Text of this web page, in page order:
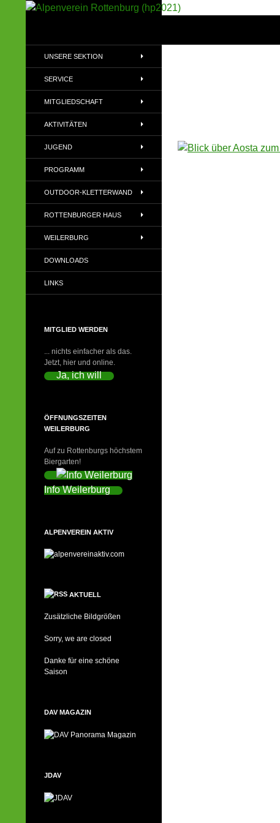
(DAV)
UNSERE SEKTION
SERVICE
MITGLIEDSCHAFT
AKTIVITÄTEN
JUGEND
PROGRAMM
OUTDOOR-KLETTERWAND
ROTTENBURGER HAUS
WEILERBURG
DOWNLOADS
LINKS
MITGLIED WERDEN
... nichts einfacher als das.
Jetzt, hier und online.
Ja, ich will
ÖFFNUNGSZEITEN
WEILERBURG
Auf zu Rottenburgs höchstem
Biergarten!
Info Weilerburg
ALPENVEREIN AKTIV
AKTUELL
Zusätzliche Bildgrößen
Sorry, we are closed
Danke für eine schöne
Saison
DAV MAGAZIN
JDAV